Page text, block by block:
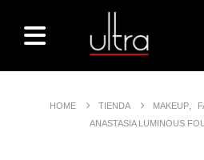
HOME TIENDA MAKEUP,
ANASTASIA LUMINOUS